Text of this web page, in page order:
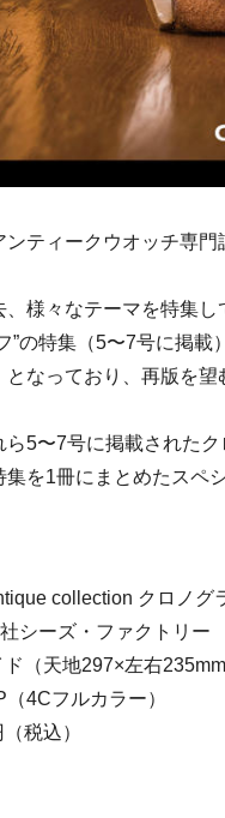
ティークウオッチ専門
様々なテーマを特集し
”の特集（5〜7号に掲
なっており、再版を望
5〜7号に掲載されたク
を1冊にまとめたスペ
collection クロノグ
シーズ・ファクトリー
（天地297×左右235mm
4Cフルカラー）
税込）